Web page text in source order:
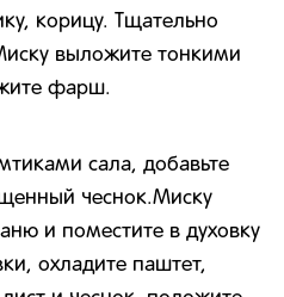
корицу. Тщательно
выложите тонкими
фарш.
сала, добавьте
чеснок.Миску
и поместите в духовку
охладите паштет,